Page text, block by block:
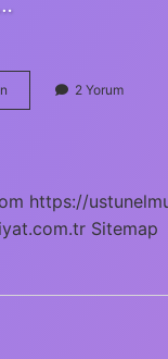
Ne
2 Yorum
https://
Sitemap